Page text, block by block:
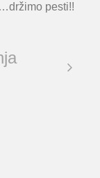
pesti!!